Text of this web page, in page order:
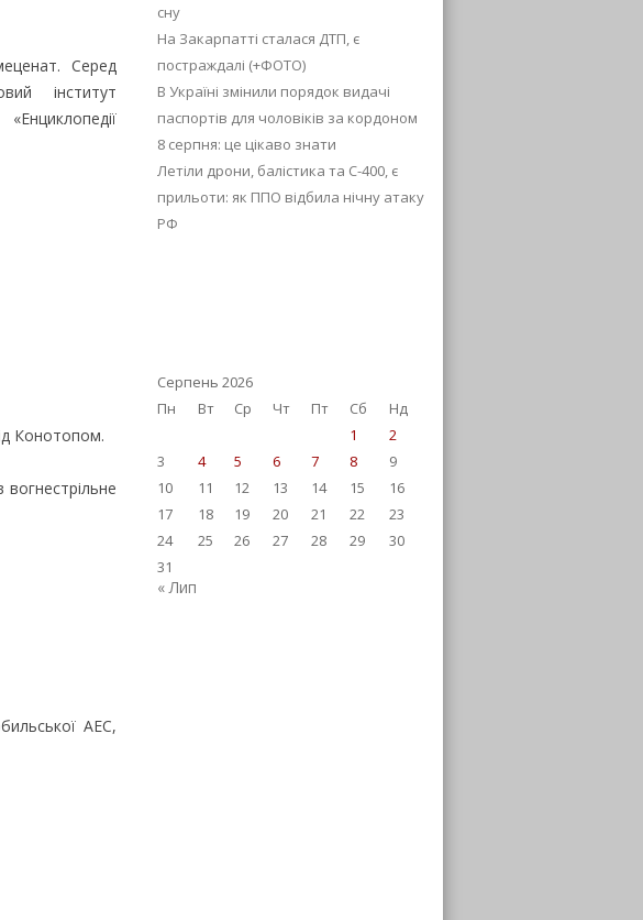
Серед
інститут
Конотопом.
АЕС,
сну
На Закарпатті сталася ДТП, є
постраждалі (+ФОТО)
В Україні змінили порядок видачі
паспортів для чоловіків за кордоном
8 серпня: це цікаво знати
Летіли дрони, балістика та С-400, є
прильоти: як ППО відбила нічну атаку
РФ
Серпень 2026
Пн
Вт Ср Чт Пт Сб
Нд
1
2
3
4 5 6 7 8
9
10
11 12 13 14 15
16
17
18 19 20 21 22
23
24
25 26 27 28 29
30
31
« Лип